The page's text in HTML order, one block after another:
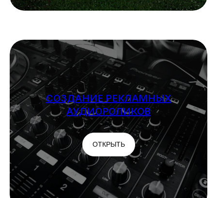
СОЗДАНИЕ РЕКЛАМНЫХ
АУДИОРОЛИКОВ
ОТКРЫТЬ